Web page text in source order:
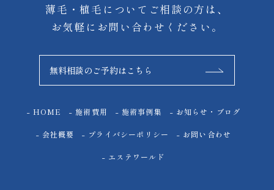
薄毛・植毛についてご相談の方は、
お気軽にお問い合わせください。
無料相談のご予約はこちら
HOME 施術費用 施術事例集 お知らせ・ブログ
会社概要 プライバシーポリシー お問い合わせ
エステワールド